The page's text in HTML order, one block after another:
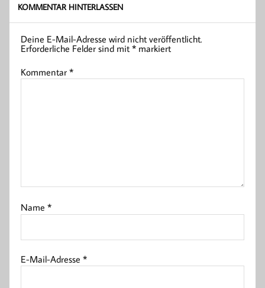
KOMMENTAR HINTERLASSEN
Deine E-Mail-Adresse wird nicht veröffentlicht.
Erforderliche Felder sind mit* markiert
Kommentar*
Name*
E-Mail-Adresse*